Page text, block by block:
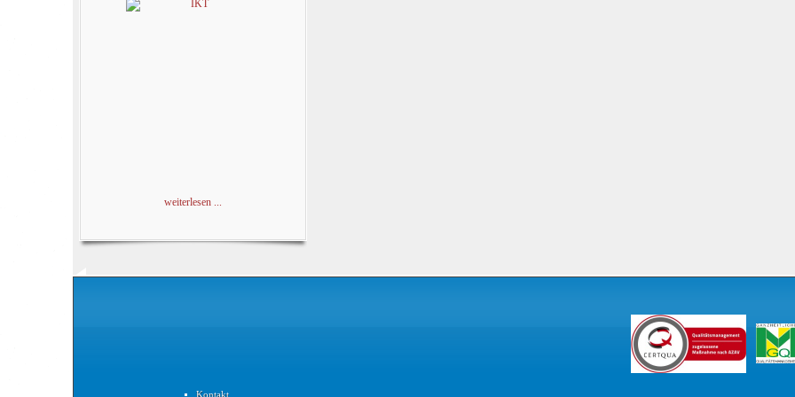
weiterlesen ...
Kontakt